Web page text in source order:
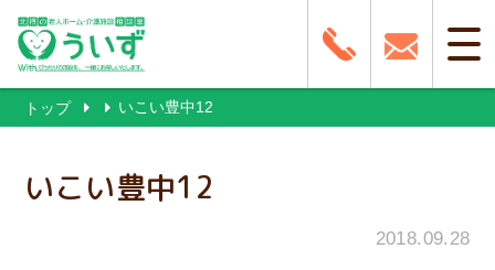
トップ いこい豊中12
いこい豊中12
2018.09.28